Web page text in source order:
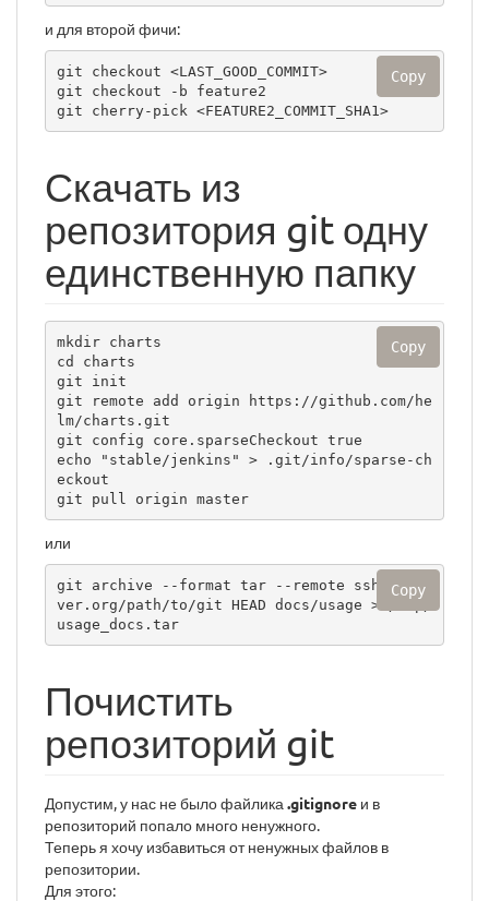
и для второй фичи:
git checkout <LAST_GOOD_COMMIT>
git checkout -b feature2
git cherry-pick <FEATURE2_COMMIT_SHA1>
Copy
Скачать из
репозитория git одну
единственную папку
mkdir charts
cd charts
git init
git remote add origin https://github.com/he
lm/charts.git
git config core.sparseCheckout true
echo "stable/jenkins" > .git/info/sparse-ch
eckout
git pull origin master
Copy
или
git archive --format tar --remote ssh://ser
ver.org/path/to/git HEAD docs/usage > /tmp/
usage_docs.tar
Copy
Почистить
репозиторий git
Допустим, у нас не было файлика .gitignore и в
репозиторий попало много ненужного.
Теперь я хочу избавиться от ненужных файлов в
репозитории.
Для этого: